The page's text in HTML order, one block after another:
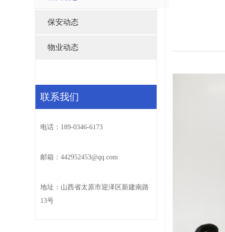
保安动态
物业动态
联系我们
电话：189-0346-6173
邮箱：442952453@qq.com
地址：山西省太原市迎泽区新建南路
13号